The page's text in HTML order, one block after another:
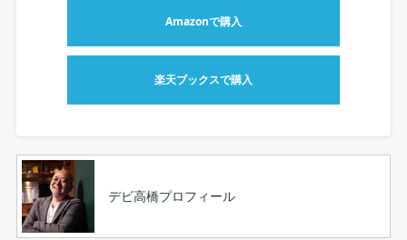
Amazonで購入
楽天ブックスで購入
デビ高橋プロフィール